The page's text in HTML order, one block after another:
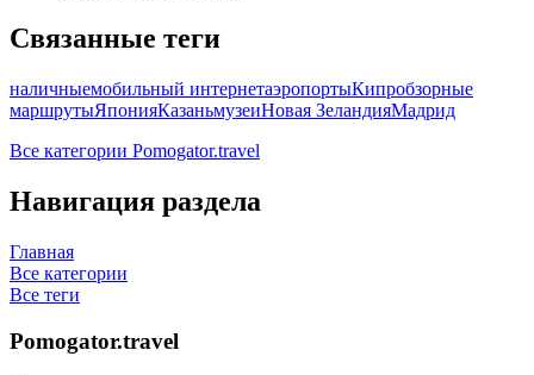
Связанные теги
наличныемобильный интернетаэропортыКипробзорные
маршрутыЯпонияКазаньмузеиНовая ЗеландияМадрид
Все категории Pomogator.travel
Навигация раздела
Главная
Все категории
Все теги
Pomogator.travel